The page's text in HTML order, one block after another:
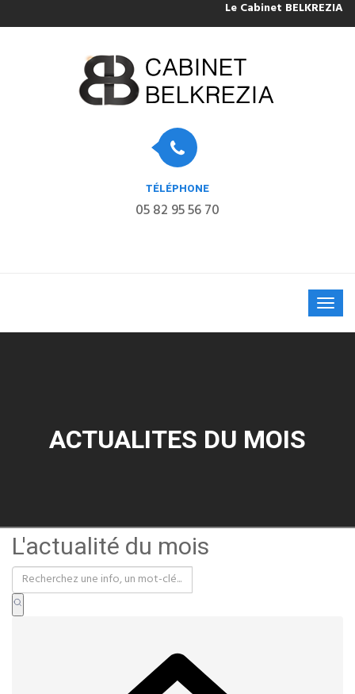
Le Cabinet BELKREZIA
TÉLÉPHONE
05 82 95 56 70
ACTUALITES DU MOIS
L'actualité du mois